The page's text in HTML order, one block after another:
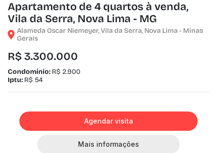
Apartamento de 4 quartos à venda,
Vila da Serra, Nova Lima - MG
Alameda Oscar Niemeyer, Vila da Serra, Nova Lima - Minas
Gerais
R$ 3.300.000
Condomínio: R$ 2.900
Iptu: R$ 54
Agendar visita
Mais informações